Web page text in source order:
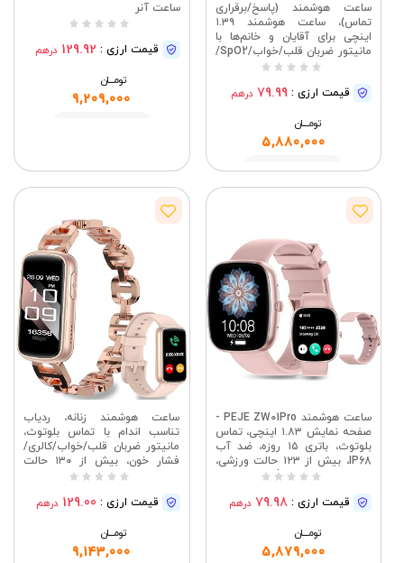
ساعت هوشمند (پاسخ/برقراری
تماس)، ساعت هوشمند ۱.۳۹
اینچی برای آقایان و خانم‌ها با
مانیتور ضربان قلب/خواب/SpO2/
آب IP68 برای اندروید و iOS
قیمت ارزی : 79.99 درهم
تومــــــان
5,880,000
مشاهده
ساعت آنر
قیمت ارزی : 129.92 درهم
تومــــــان
9,209,000
ساعت هوشمند PEJE ZW01Pro -
صفحه نمایش ۱.۸۳ اینچی، تماس
بلوتوث، باتری ۱۵ روزه، ضد آب
IP68، بیش از ۱۲۳ حالت ورزشی،
سازگار با اندروید و iOS (صورتی)
قیمت ارزی : 79.98 درهم
تومــــــان
5,879,000
ساعت هوشمند زنانه، ردیاب
تناسب اندام با تماس بلوتوث،
مانیتور ضربان قلب/خواب/کالری/
فشار خون، بیش از ۱۳۰ حالت
آب IP68، ۲ بند، رزگلد
قیمت ارزی : 129.00 درهم
تومــــــان
9,143,000